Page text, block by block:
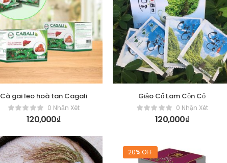
Cà gai leo hoà tan Cagali
0 Nhận Xét
120,000₫
Giảo Cổ Lam Cồn Cỏ
0 Nhận Xét
120,000₫
20% OFF